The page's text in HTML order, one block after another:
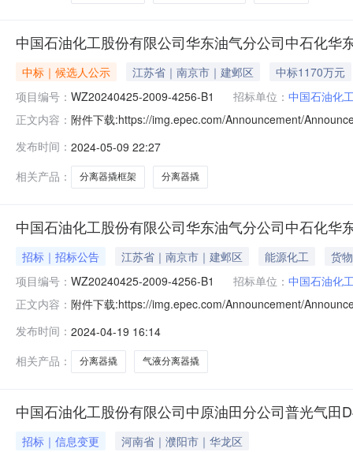
中国石油化工股份有限公司华东油气分公司中石化
中标｜候选人公示 江苏省｜南京市｜建邺区
中标1170万元
项目编号： WZ20240425-2009-4256-B1 招标单位： 中国石油化
正文内容： 附件下载:https://img.epec.com/Announcement/
交货期综合得分备注1四川科新机电股份有限公司
发布时间： 2024-05-09 22:27
相关产品：
分离器撬框架 分离器撬
中国石油化工股份有限公司华东油气分公司中石化
招标｜招标公告 江苏省｜南京市｜建邺区 能源化工
货物
项目编号： WZ20240425-2009-4256-B1 招标单位： 中国石油化
正文内容： 附件下载:https://img.epec.com/Announcement/
公司，招标项目资金来自企业自有资金，出资比例为100
发布时间： 2024-04-19 16:14
相关产品：
分离器撬 气液分离器撬
中国石油化工股份有限公司中原油田分公司普光气
招标｜信息变更 河南省｜濮阳市｜华龙区